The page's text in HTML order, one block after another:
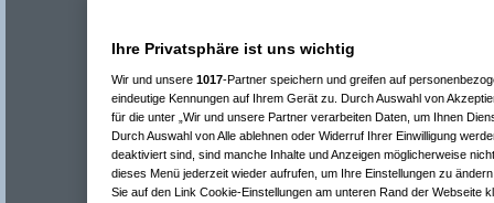
Ihre Privatsphäre ist uns wichtig
Wir und unsere 1017-Partner speichern und greifen auf
eindeutige Kennungen auf Ihrem Gerät zu. Durch Auswahl von
für die unter „Wir und unsere Partner verarbeiten Daten, um Ihnen
Durch Auswahl von Alle ablehnen oder Widerruf Ihrer Einwilligung
deaktiviert sind, sind manche Inhalte und Anzeigen möglicherweise
dieses Menü jederzeit wieder aufrufen, um Ihre Einstellungen zu
Sie auf den Link Cookie-Einstellungen am unteren Rand der Webseite